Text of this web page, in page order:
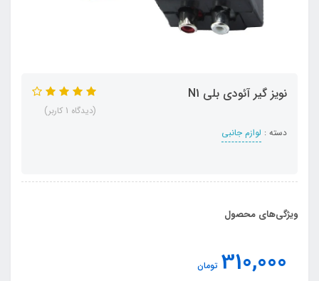
نویز گیر آئودی بلی N1
دسته : لوازم جانبی
(دیدگاه 1 کاربر)
ویژگی‌های محصول
310,000 تومان